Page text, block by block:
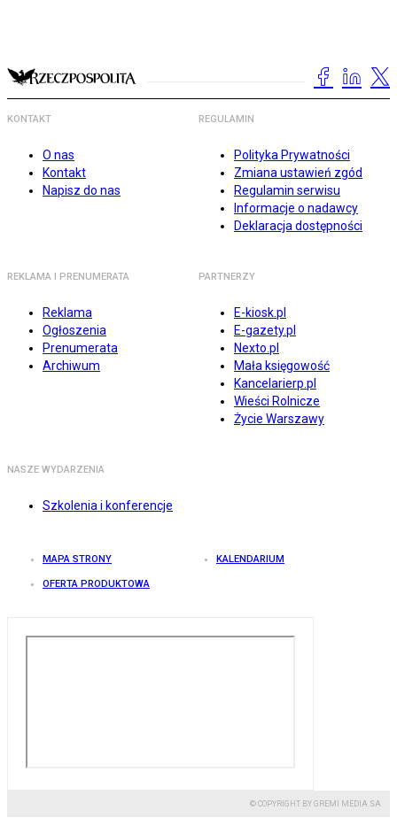
KONTAKT
O nas
Kontakt
Napisz do nas
REGULAMIN
Polityka Prywatności
Zmiana ustawień zgód
Regulamin serwisu
Informacje o nadawcy
Deklaracja dostępności
REKLAMA I PRENUMERATA
Reklama
Ogłoszenia
Prenumerata
Archiwum
PARTNERZY
E-kiosk.pl
E-gazety.pl
Nexto.pl
Mała księgowość
Kancelarierp.pl
Wieści Rolnicze
Życie Warszawy
NASZE WYDARZENIA
Szkolenia i konferencje
MAPA STRONY KALENDARIUM
OFERTA PRODUKTOWA
© COPYRIGHT BY GREMI MEDIA SA